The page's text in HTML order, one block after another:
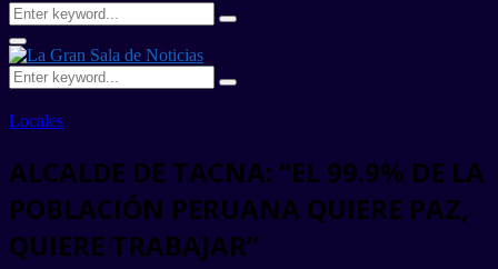
Search
for:
Search
Primary
Menu
Search
for:
Search
Locales
ALCALDE DE TACNA: “EL 99.9% DE LA
POBLACIÓN PERUANA QUIERE PAZ,
QUIERE TRABAJAR”